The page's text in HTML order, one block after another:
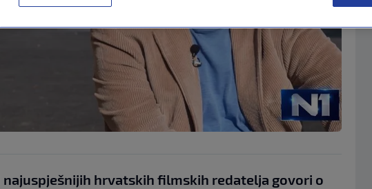
VIDEO
najuspješnijih hrvatskih filmskih redatelja govori o